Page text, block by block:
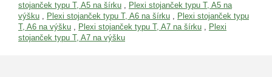
stojanček typu T, A5 na šírku , Plexi stojanček typu T, A5 na
výšku , Plexi stojanček typu T, A6 na šírku , Plexi stojanček typu
T, A6 na výšku , Plexi stojanček typu T, A7 na šírku , Plexi
stojanček typu T, A7 na výšku